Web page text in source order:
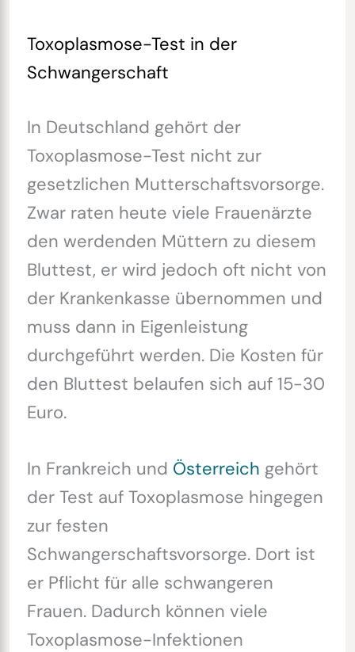
Toxoplasmose-Test in der
Schwangerschaft
In Deutschland gehört der
Toxoplasmose-Test nicht zur
gesetzlichen Mutterschaftsvorsorge.
Zwar raten heute viele Frauenärzte
den werdenden Müttern zu diesem
Bluttest, er wird jedoch oft nicht von
der Krankenkasse übernommen und
muss dann in Eigenleistung
durchgeführt werden. Die Kosten für
den Bluttest belaufen sich auf 15-30
Euro.
In Frankreich und Österreich gehört
der Test auf Toxoplasmose hingegen
zur festen
Schwangerschaftsvorsorge. Dort ist
er Pflicht für alle schwangeren
Frauen. Dadurch können viele
Toxoplasmose-Infektionen